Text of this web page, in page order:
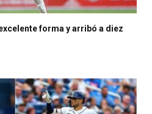
forma y arribó a diez